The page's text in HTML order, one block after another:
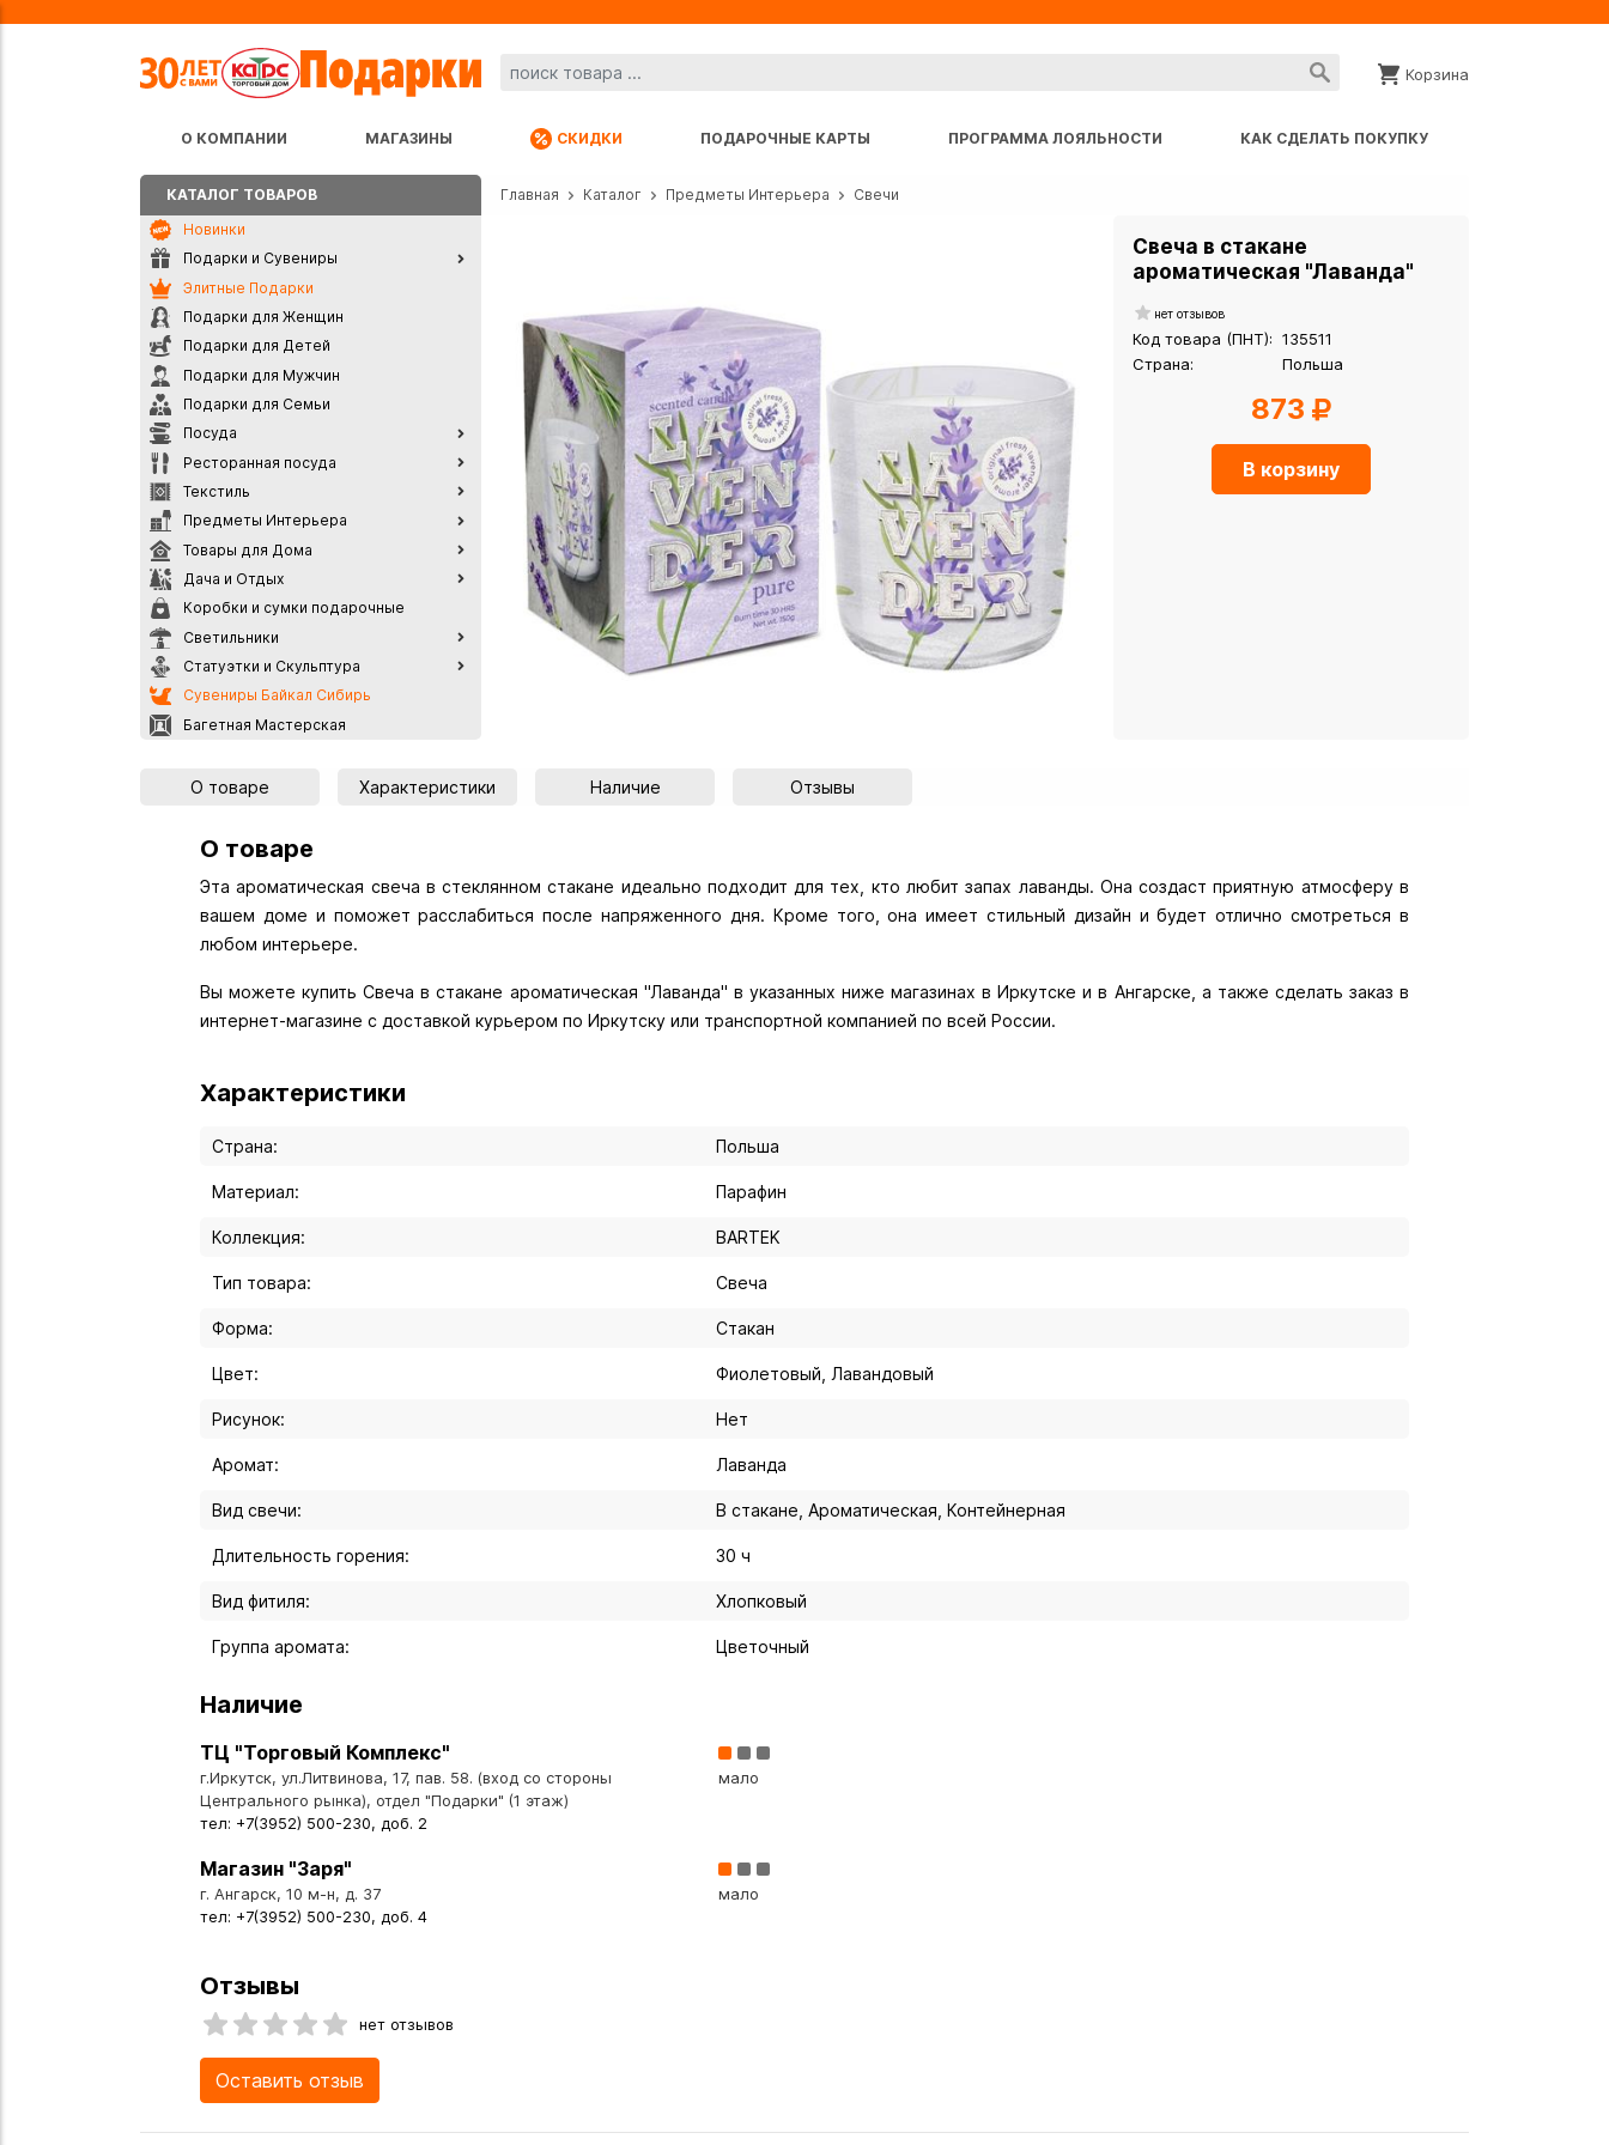
Корзина
О КОМПАНИИ МАГАЗИНЫ СКИДКИ ПОДАРОЧНЫЕ КАРТЫ ПРОГРАММА ЛОЯЛЬНОСТИ КАК СДЕЛАТЬ ПОКУПКУ
КАТАЛОГ ТОВАРОВ
Новинки
Подарки и Сувениры
Элитные Подарки
Подарки для Женщин
Подарки для Детей
Подарки для Мужчин
Подарки для Семьи
Посуда
Ресторанная посуда
Текстиль
Предметы Интерьера
Товары для Дома
Дача и Отдых
Коробки и сумки подарочные
Светильники
Статуэтки и Скульптура
Сувениры Байкал Сибирь
Багетная Мастерская
Главная Каталог Предметы Интерьера Свечи
Свеча в стакане
ароматическая "Лаванда"
нет отзывов
Код товара (ПНТ): 135511
Страна:
Польша
873
В корзину
О товаре Характеристики Наличие Отзывы
О товаре
Эта ароматическая свеча в стеклянном стакане идеально подходит для тех, кто любит запах лаванды. Она создаст приятную атмосферу в
вашем доме и поможет расслабиться после напряженного дня. Кроме того, она имеет стильный дизайн и будет отлично смотреться в
любом интерьере.
Вы можете купить Свеча в стакане ароматическая "Лаванда" в указанных ниже магазинах в Иркутске и в Ангарске, а также сделать заказ в
интернет-магазине с доставкой курьером по Иркутску или транспортной компанией по всей России.
Характеристики
Страна: Польша
Материал: Парафин
Коллекция: BARTEK
Тип товара: Свеча
Форма: Стакан
Цвет: Фиолетовый, Лавандовый
Рисунок: Нет
Аромат: Лаванда
Вид свечи: В стакане, Ароматическая, Контейнерная
Длительность горения: 30 ч
Вид фитиля: Хлопковый
Группа аромата: Цветочный
Наличие
ТЦ "Торговый Комплекс"
г.Иркутск, ул.Литвинова, 17, пав. 58. (вход со стороны
Центрального рынка), отдел "Подарки" (1 этаж)
тел: +7(3952) 500-230, доб. 2
мало
Магазин "Заря"
г. Ангарск, 10 м-н, д. 37
тел: +7(3952) 500-230, доб. 4
мало
Отзывы
нет отзывов
Оставить отзыв